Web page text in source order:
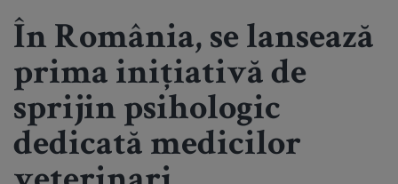
În România, se lansează
prima inițiativă de
sprijin psihologic
dedicată medicilor